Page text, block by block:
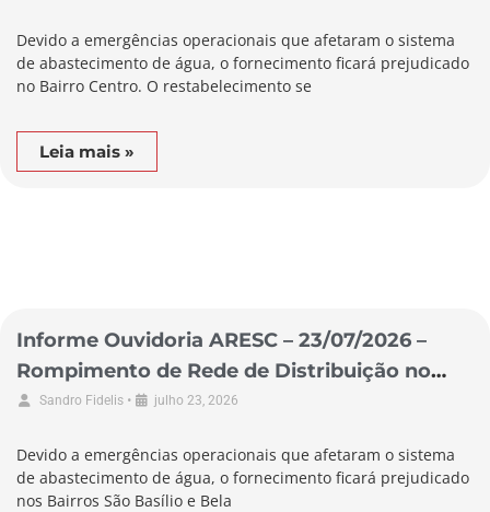
Devido a emergências operacionais que afetaram o sistema
de abastecimento de água, o fornecimento ficará prejudicado
no Bairro Centro. O restabelecimento se
Leia mais »
Informe Ouvidoria ARESC – 23/07/2026 –
Rompimento de Rede de Distribuição no
Município de Braço do Norte
Sandro Fidelis • julho 23, 2026
Devido a emergências operacionais que afetaram o sistema
de abastecimento de água, o fornecimento ficará prejudicado
nos Bairros São Basílio e Bela